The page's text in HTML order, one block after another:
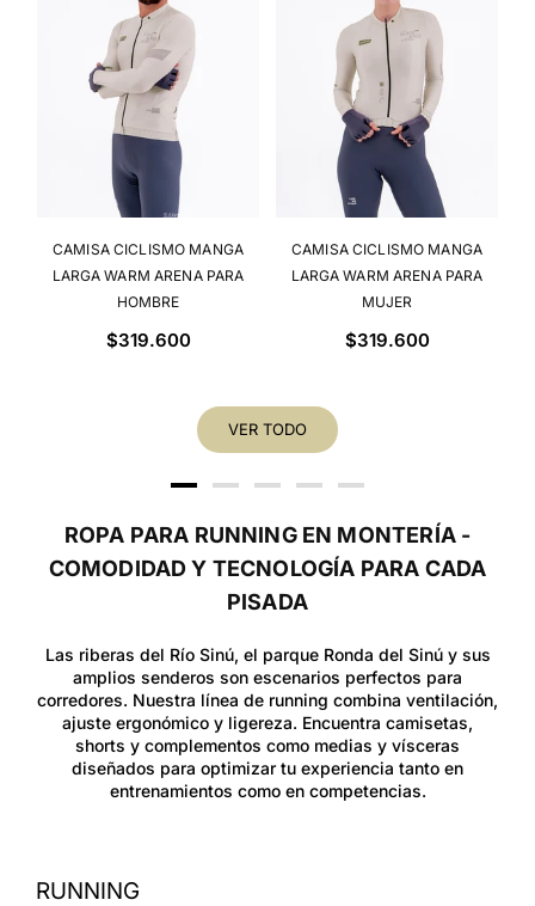
CAMISA CICLISMO MANGA
LARGA WARM ARENA PARA
HOMBRE
Precio
$319.600
CAMISA CICLISMO MANGA
LARGA WARM ARENA PARA
MUJER
Precio
$319.600
VER TODO
ROPA PARA RUNNING EN MONTERÍA -
COMODIDAD Y TECNOLOGÍA PARA CADA
PISADA
Las riberas del Río Sinú, el parque Ronda del Sinú y sus
amplios senderos son escenarios perfectos para
corredores. Nuestra línea de running combina ventilación,
ajuste ergonómico y ligereza. Encuentra camisetas,
shorts y complementos como medias y vísceras
diseñados para optimizar tu experiencia tanto en
entrenamientos como en competencias.
RUNNING